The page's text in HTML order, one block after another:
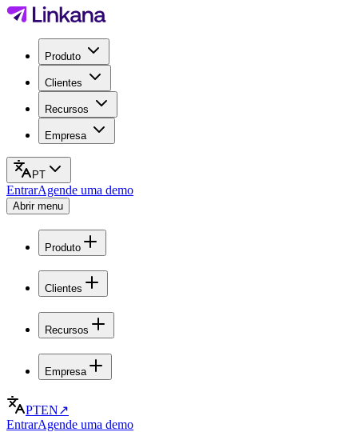
Produto
Clientes
Recursos
Empresa
PT
EntrarAgende uma demo
Abrir menu
Produto
Clientes
Recursos
Empresa
PTEN↗
EntrarAgende uma demo